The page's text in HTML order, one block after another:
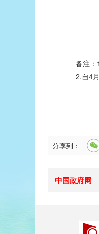
备注：1.
2.自4月1
分享到：
中国政府网